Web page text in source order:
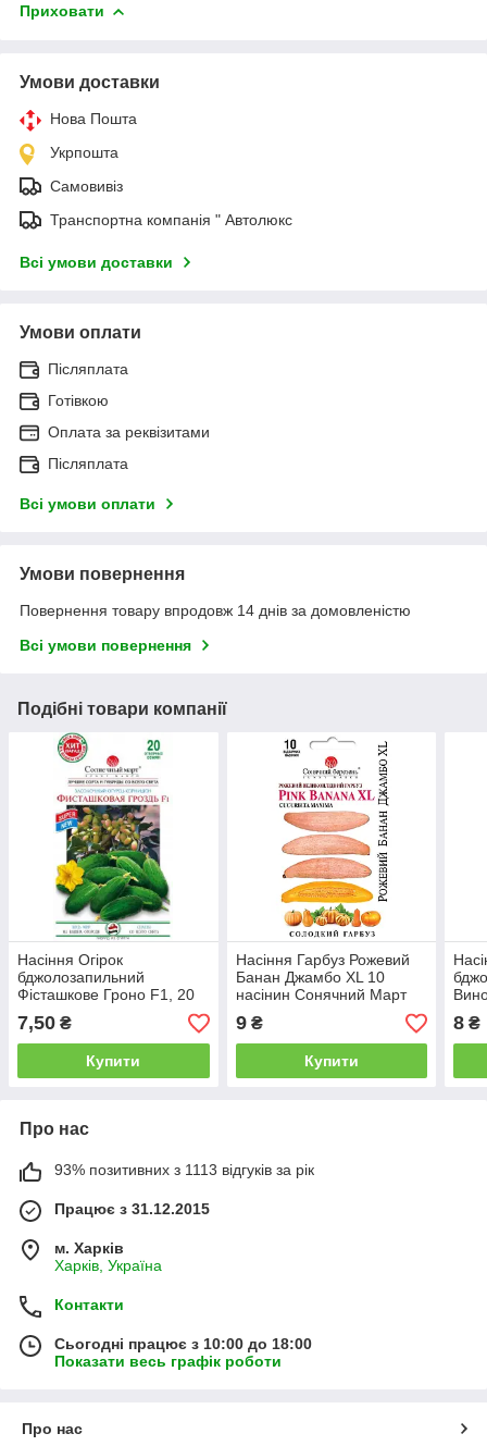
Приховати
Умови доставки
Нова Пошта
Укрпошта
Самовивіз
Транспортна компанія " Автолюкс
Всі умови доставки
Умови оплати
Післяплата
Готівкою
Оплата за реквізитами
Післяплата
Всі умови оплати
Умови повернення
Повернення товару впродовж 14 днів за домовленістю
Всі умови повернення
Подібні товари компанії
Насіння Огірок
бджолозапильний
Фісташкове Гроно F1, 20
насінин Сонячний Март
7,50 ₴
Купити
Насіння Гарбуз Рожевий
Банан Джамбо XL 10
насінин Сонячний Март
9₴
Купити
8 ₴
Про нас
93% позитивних з 1113 відгуків за рік
Працює з 31.12.2015
м. Харків
Харків, Україна
Контакти
Сьогодні працює з 10:00 до 18:00
Показати весь графік роботи
Про нас